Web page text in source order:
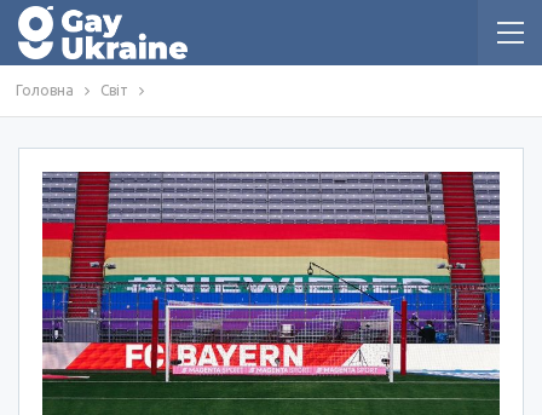
Головна Світ